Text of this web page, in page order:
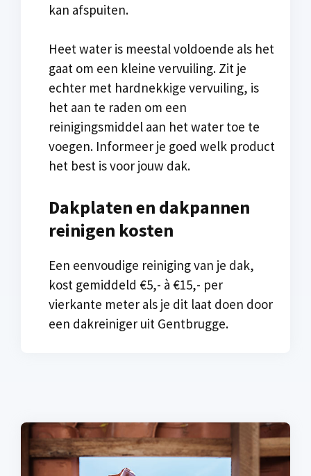
kan afspuiten.
Heet water is meestal voldoende als het
gaat om een kleine vervuiling. Zit je
echter met hardnekkige vervuiling, is
het aan te raden om een
reinigingsmiddel aan het water toe te
voegen. Informeer je goed welk product
het best is voor jouw dak.
Dakplaten en dakpannen
reinigen kosten
Een eenvoudige reiniging van je dak,
kost gemiddeld €5,- à €15,- per
vierkante meter als je dit laat doen door
een dakreiniger uit Gentbrugge.